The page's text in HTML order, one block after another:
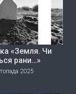
«Земля. Чи
рани…»
2025